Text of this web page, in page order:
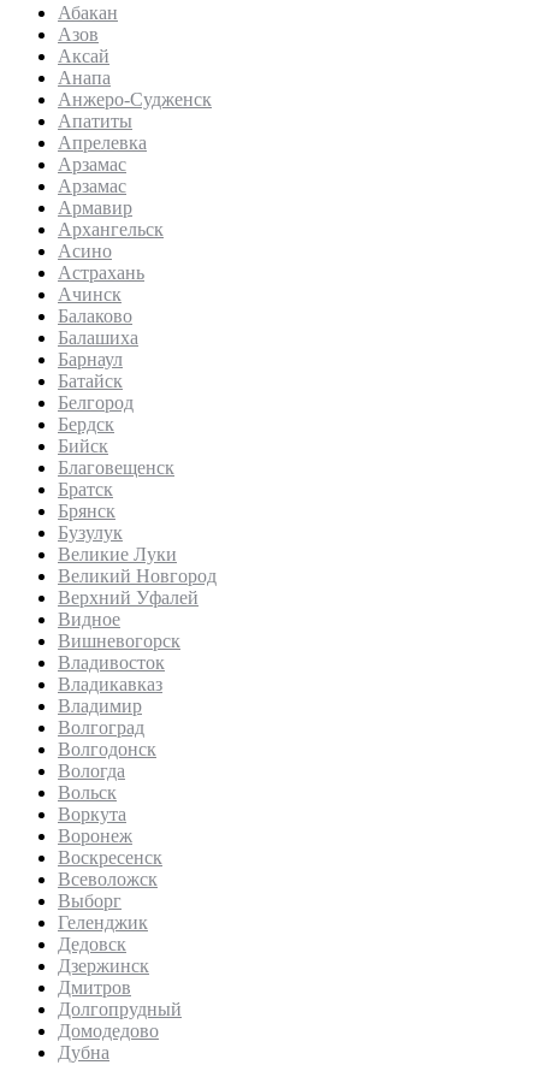
Абакан
Азов
Аксай
Анапа
Анжеро-Судженск
Апатиты
Апрелевка
Арзамас
Арзамас
Армавир
Архангельск
Асино
Астрахань
Ачинск
Балаково
Балашиха
Барнаул
Батайск
Белгород
Бердск
Бийск
Благовещенск
Братск
Брянск
Бузулук
Великие Луки
Великий Новгород
Верхний Уфалей
Видное
Вишневогорск
Владивосток
Владикавказ
Владимир
Волгоград
Волгодонск
Вологда
Вольск
Воркута
Воронеж
Воскресенск
Всеволожск
Выборг
Геленджик
Дедовск
Дзержинск
Дмитров
Долгопрудный
Домодедово
Дубна